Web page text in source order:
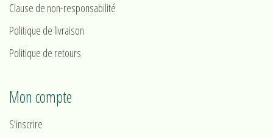
Clause de non-responsabilité
Politique de livraison
Politique de retours
Mon compte
S'inscrire